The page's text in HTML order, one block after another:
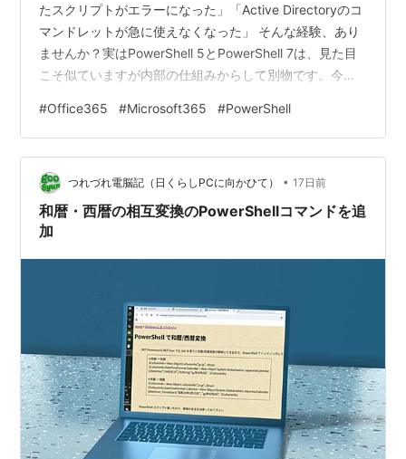
たスクリプトがエラーになった」「Active Directoryのコ
マンドレットが急に使えなくなった」 そんな経験、あり
ませんか？実はPowerShell 5とPowerShell 7は、見た目
こそ似ていますが内部の仕組みからして別物です。今回
を10個に整理して解説します。 そもそも何が違うのか？
土台がまったく別 1. クロスプラットフォーム対応 2. コマ
ンドレットの互換性問題 3. 並列処理のしやすさが段違い
4. エラーハンドリングがより一貫性を持つように 5. 地味
に便利な新…
#Office365 #Microsoft365 #PowerShell
つれづれ電脳記（日くらしPCに向かひて） • 17日前
和暦・西暦の相互変換のPowerShellコマンドを追
加